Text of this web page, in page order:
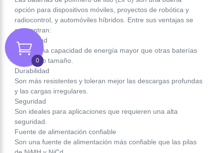
opción para dispositivos móviles, proyectos de robótica y
radiocontrol, y automóviles híbridos. Entre sus ventajas se
encuentran:
Capacidad
Tienen una capacidad de energía mayor que otras baterías
del mismo tamaño.
Durabilidad
Son más resistentes y toleran mejor las descargas profundas
y las cargas irregulares.
Seguridad
Son ideales para aplicaciones que requieren una alta
seguridad.
Fuente de alimentación confiable
Son una fuente de alimentación más confiable que las pilas
0